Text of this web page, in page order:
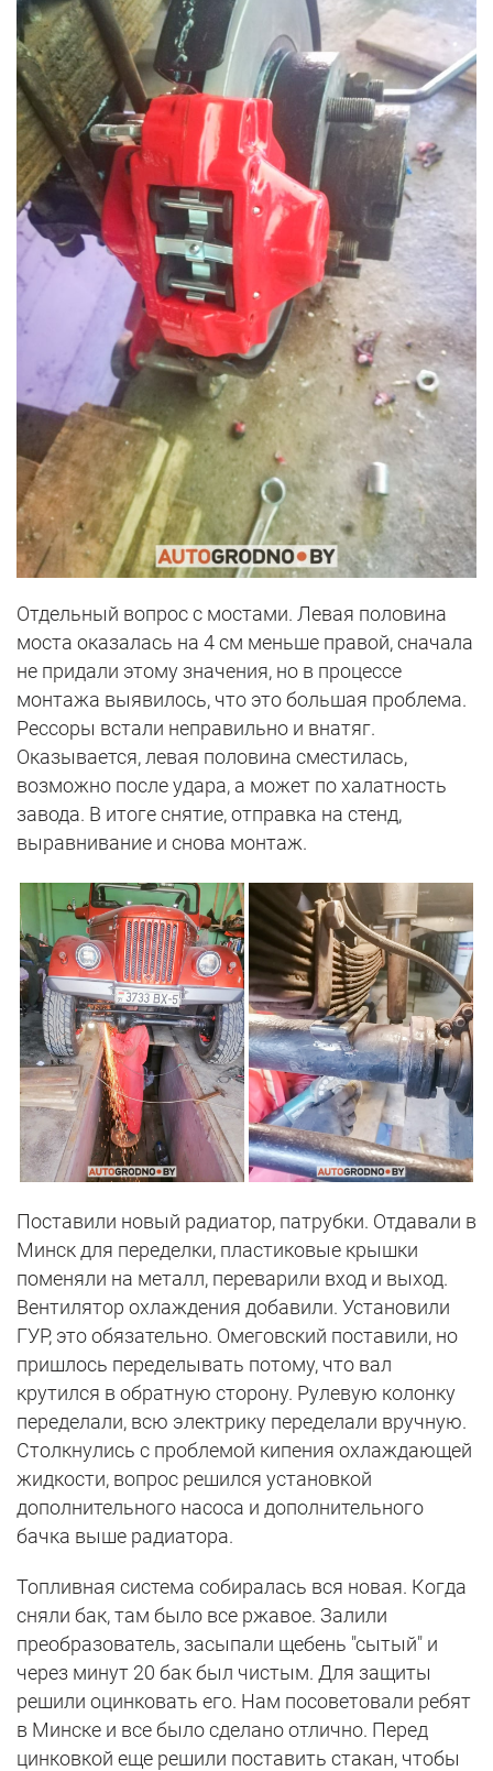
Отдельный вопрос с мостами. Левая половина
моста оказалась на 4 см меньше правой, сначала
не придали этому значения, но в процессе
монтажа выявилось, что это большая проблема.
Рессоры встали неправильно и внатяг.
Оказывается, левая половина сместилась,
возможно после удара, а может по халатность
завода. В итоге снятие, отправка на стенд,
выравнивание и снова монтаж.
Поставили новый радиатор, патрубки. Отдавали в
Минск для переделки, пластиковые крышки
поменяли на металл, переварили вход и выход.
Вентилятор охлаждения добавили. Установили
ГУР, это обязательно. Омеговский поставили, но
пришлось переделывать потому, что вал
крутился в обратную сторону. Рулевую колонку
переделали, всю электрику переделали вручную.
Столкнулись с проблемой кипения охлаждающей
жидкости, вопрос решился установкой
дополнительного насоса и дополнительного
бачка выше радиатора.
Топливная система собиралась вся новая. Когда
сняли бак, там было все ржавое. Залили
преобразователь, засыпали щебень "сытый" и
через минут 20 бак был чистым. Для защиты
решили оцинковать его. Нам посоветовали ребят
в Минске и все было сделано отлично. Перед
цинковкой еще решили поставить стакан, чтобы